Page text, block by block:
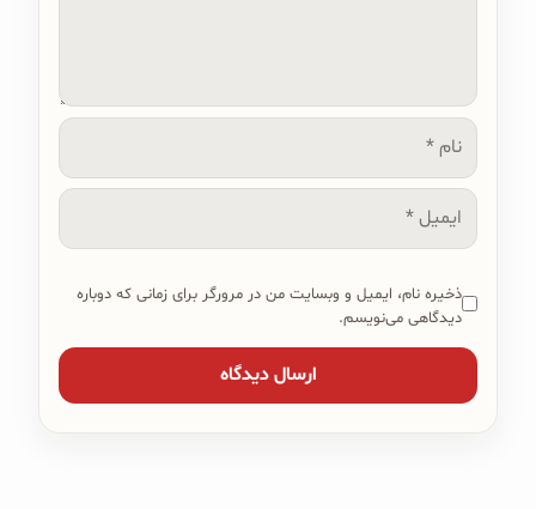
نام
ایمیل
ذخیره نام، ایمیل و وبسایت من در مرورگر برای زمانی که دوباره
دیدگاهی می‌نویسم.